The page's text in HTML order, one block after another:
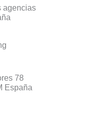
agencias
78
España